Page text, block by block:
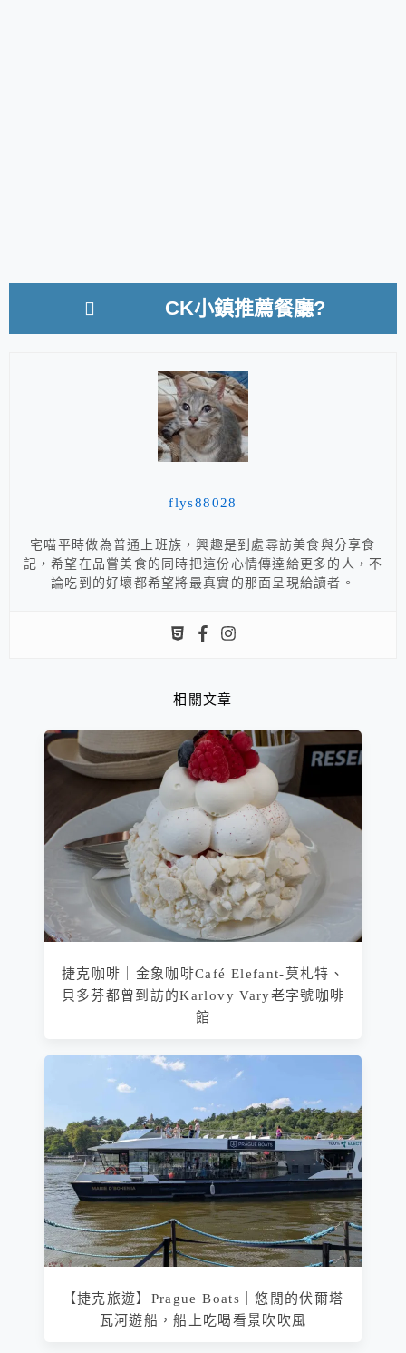
CK小鎮推薦餐廳?
flys88028
宅喵平時做為普通上班族，興趣是到處尋訪美食與分享食
記，希望在品嘗美食的同時把這份心情傳達給更多的人，不
論吃到的好壞都希望將最真實的那面呈現給讀者。
相關文章
捷克咖啡｜金象咖啡Café Elefant-莫札特、
貝多芬都曾到訪的Karlovy Vary老字號咖啡
館
【捷克旅遊】Prague Boats｜悠閒的伏爾塔
瓦河遊船，船上吃喝看景吹吹風